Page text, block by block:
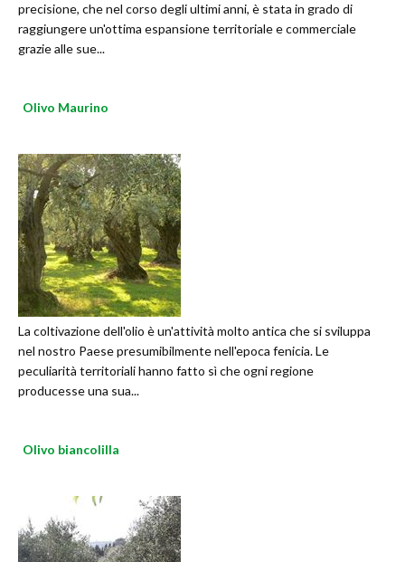
precisione, che nel corso degli ultimi anni, è stata in grado di
raggiungere un'ottima espansione territoriale e commerciale
grazie alle sue...
Olivo Maurino
La coltivazione dell'olio è un'attività molto antica che si sviluppa
nel nostro Paese presumibilmente nell'epoca fenicia. Le
peculiarità territoriali hanno fatto sì che ogni regione
producesse una sua...
Olivo biancolilla